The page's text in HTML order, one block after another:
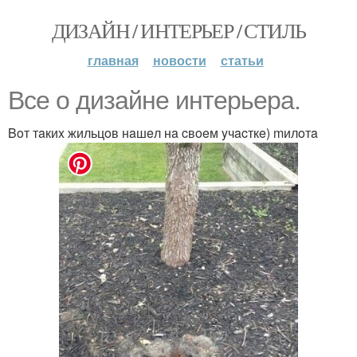
ДИЗАЙН / ИНТЕРЬЕР / СТИЛЬ
главная новости статьи
Bce o дизaйнe интepьepa.
Boт тaкиx жильцoв нaшeл нa cвoeм yчacткe) mилoтa